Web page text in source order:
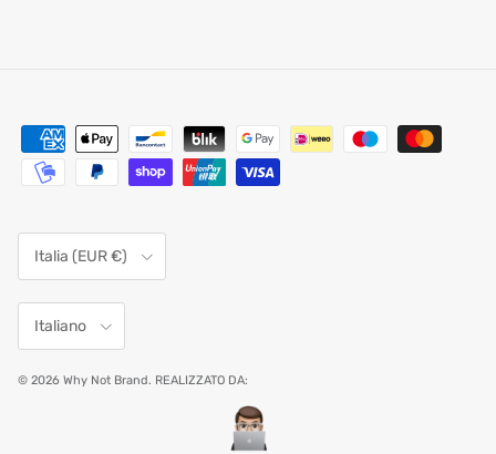
Italia (EUR €)
Italiano
© 2026 Why Not Brand. REALIZZATO DA: